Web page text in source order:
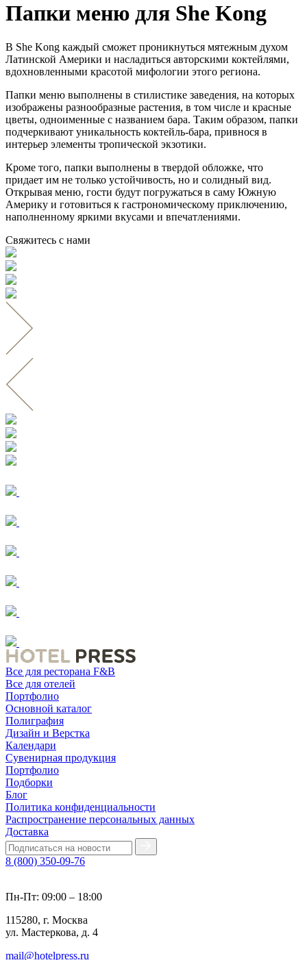
Папки меню для She Kong
В She Kong каждый сможет проникнуться мятежным духом
Латинской Америки и насладиться авторскими коктейлями,
вдохновленными красотой мифологии этого региона.
Папки меню выполнены в стилистике заведения, на которых
изображены разнообразные растения, в том числе и красные
цветы, одноименные с названием бара. Таким образом, папки
подчеркивают уникальность коктейль-бара, привнося в
интерьер элементы тропической экзотики.
Кроме того, папки выполнены в твердой обложке, что
придает им не только устойчивость, но и солидный вид.
Открывая меню, гости будут погружаться в саму Южную
Америку и готовиться к гастрономическому приключению,
наполненному яркими вкусами и впечатлениями.
Свяжитесь с нами
Все для ресторана F&B
Все для отелей
Портфолио
Основной каталог
Полиграфия
Дизайн и Верстка
Календари
Сувенирная продукция
Портфолио
Подборки
Блог
Политика конфиденциальности
Распространение персональных данных
Доставка
8 (800) 350-09-76
Пн-Пт: 09:00 – 18:00
115280, г. Москва
ул. Мастеркова, д. 4
mail@hotelpress.ru